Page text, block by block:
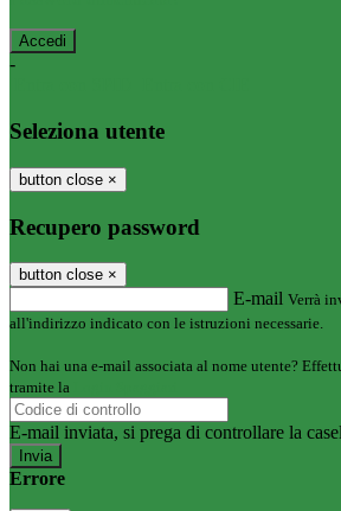
-
Seleziona utente
button close ×
Recupero password
button close ×
E-mail Verrà
all'indirizzo indicato con le istruzioni necessarie.
Non hai una e-mail associata al nome utente?
tramite la
E-mail inviata, si prega di controllare la
Errore